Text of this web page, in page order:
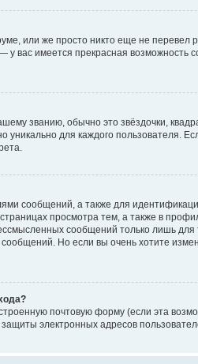
или же просто никто еще не перевел
вас имеется прекрасная
званию, обычно это звёздочки,
для каждого пользователя.
сообщений, а также для
просмотра тем, а также в
сообщений только лишь
Но если вы очень хотите
почтовую форму (если эта
электронных адресов